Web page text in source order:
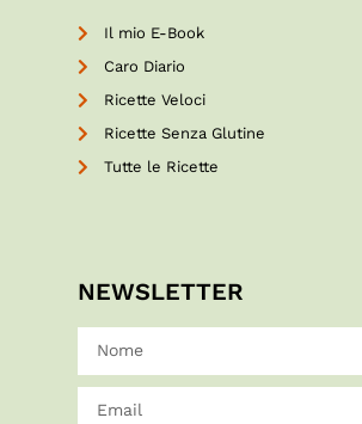
Il mio E-Book
Caro Diario
Ricette Veloci
Ricette Senza Glutine
Tutte le Ricette
NEWSLETTER